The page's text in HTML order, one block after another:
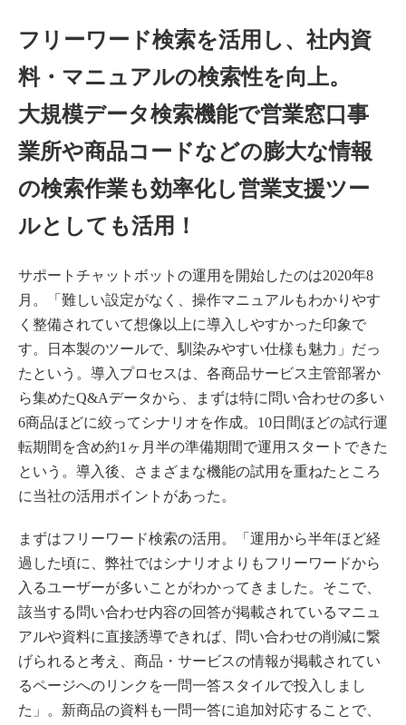
フリーワード検索を活用し、社内資
料・マニュアルの検索性を向上。
大規模データ検索機能で営業窓口事
業所や商品コードなどの膨大な情報
の検索作業も効率化し営業支援ツー
ルとしても活用！
サポートチャットボットの運用を開始したのは2020年8
月。「難しい設定がなく、操作マニュアルもわかりやす
く整備されていて想像以上に導入しやすかった印象で
す。日本製のツールで、馴染みやすい仕様も魅力」だっ
たという。導入プロセスは、各商品サービス主管部署か
ら集めたQ&Aデータから、まずは特に問い合わせの多い
6商品ほどに絞ってシナリオを作成。10日間ほどの試行運
転期間を含め約1ヶ月半の準備期間で運用スタートできた
という。導入後、さまざまな機能の試用を重ねたところ
に当社の活用ポイントがあった。
まずはフリーワード検索の活用。「運用から半年ほど経
過した頃に、弊社ではシナリオよりもフリーワードから
入るユーザーが多いことがわかってきました。そこで、
該当する問い合わせ内容の回答が掲載されているマニュ
アルや資料に直接誘導できれば、問い合わせの削減に繋
げられると考え、商品・サービスの情報が掲載されてい
るページへのリンクを一問一答スタイルで投入しまし
た」。新商品の資料も一問一答に追加対応することで、